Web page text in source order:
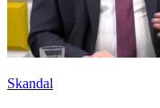
Skandal